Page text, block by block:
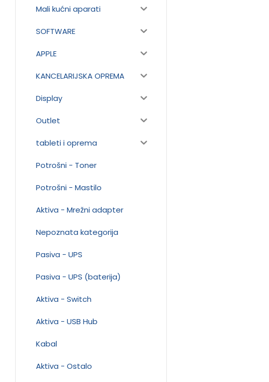
Mali kućni aparati
SOFTWARE
APPLE
KANCELARIJSKA OPREMA
Display
Outlet
tableti i oprema
Potrošni - Toner
Potrošni - Mastilo
Aktiva - Mrežni adapter
Nepoznata kategorija
Pasiva - UPS
Pasiva - UPS (baterija)
Aktiva - Switch
Aktiva - USB Hub
Kabal
Aktiva - Ostalo